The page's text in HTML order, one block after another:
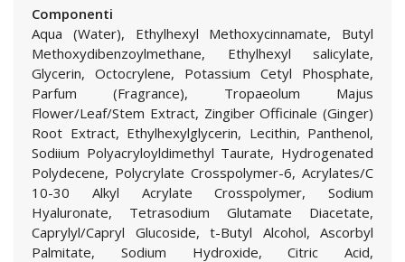
Componenti
Aqua (Water), Ethylhexyl Methoxycinnamate, Butyl
Methoxydibenzoylmethane, Ethylhexyl salicylate,
Glycerin, Octocrylene, Potassium Cetyl Phosphate,
Parfum (Fragrance), Tropaeolum Majus
Flower/Leaf/Stem Extract, Zingiber Officinale (Ginger)
Root Extract, Ethylhexylglycerin, Lecithin, Panthenol,
Sodiium Polyacryloyldimethyl Taurate, Hydrogenated
Polydecene, Polycrylate Crosspolymer-6, Acrylates/C
10-30 Alkyl Acrylate Crosspolymer, Sodium
Hyaluronate, Tetrasodium Glutamate Diacetate,
Caprylyl/Capryl Glucoside, t-Butyl Alcohol, Ascorbyl
Palmitate, Sodium Hydroxide, Citric Acid,